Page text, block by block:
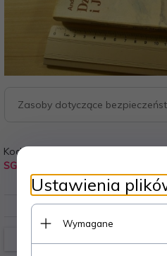
Zasoby dotyczące
Kod:
SG6
Ustawienia
Wymagane